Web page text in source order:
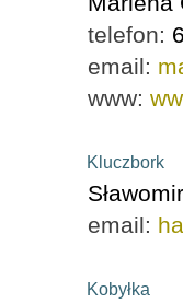
telefon:
email:
www:
Kluczbork
email:
Kobyłka